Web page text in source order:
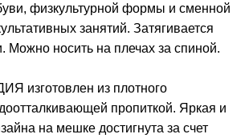
физкультурной формы и сменной
занятий. Затягивается
Можно носить на плечах за спиной.
изготовлен из плотного
пропиткой. Яркая и
на мешке достигнута за счет